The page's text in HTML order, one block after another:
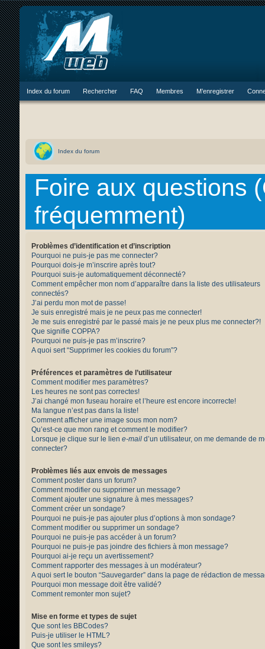
Index du forum Rechercher FAQ Membres M’enregistrer
Index du forum
Foire aux questions
fréquemment)
Problèmes d’identification et d’inscription
Pourquoi ne puis-je pas me connecter?
Pourquoi dois-je m’inscrire après tout?
Pourquoi suis-je automatiquement déconnecté?
Comment empêcher mon nom d’apparaître dans la liste des utilisateurs
connectés?
J’ai perdu mon mot de passe!
Je suis enregistré mais je ne peux pas me connecter!
Je me suis enregistré par le passé mais je ne peux plus me connecter?!
Que signifie COPPA?
Pourquoi ne puis-je pas m’inscrire?
A quoi sert “Supprimer les cookies du forum”?
Préférences et paramètres de l’utilisateur
Comment modifier mes paramètres?
Les heures ne sont pas correctes!
J’ai changé mon fuseau horaire et l’heure est encore incorrecte!
Ma langue n’est pas dans la liste!
Comment afficher une image sous mon nom?
Qu’est-ce que mon rang et comment le modifier?
Lorsque je clique sur le lien e-mail d’un utilisateur, on me demande de
connecter?
Problèmes liés aux envois de messages
Comment poster dans un forum?
Comment modifier ou supprimer un message?
Comment ajouter une signature à mes messages?
Comment créer un sondage?
Pourquoi ne puis-je pas ajouter plus d’options à mon sondage?
Comment modifier ou supprimer un sondage?
Pourquoi ne puis-je pas accéder à un forum?
Pourquoi ne puis-je pas joindre des fichiers à mon message?
Pourquoi ai-je reçu un avertissement?
Comment rapporter des messages à un modérateur?
A quoi sert le bouton “Sauvegarder” dans la page de rédaction de
Pourquoi mon message doit être validé?
Comment remonter mon sujet?
Mise en forme et types de sujet
Que sont les BBCodes?
Puis-je utiliser le HTML?
Que sont les smileys?